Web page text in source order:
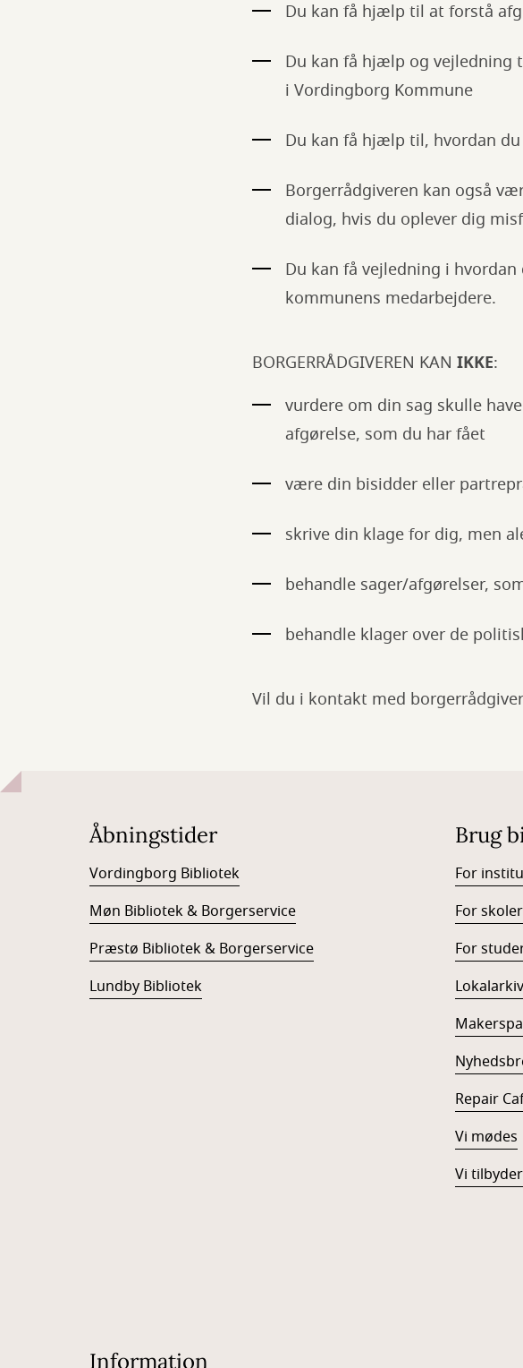
Du kan få hjælp til at forstå
Du kan få hjælp og vejledning
i Vordingborg Kommune
Du kan få hjælp til, hvordan
Borgerrådgiveren kan også
dialog, hvis du oplever dig
Du kan få vejledning i
kommunens medarbejdere.
BORGERRÅDGIVEREN KAN IKKE:
vurdere om din sag skulle
afgørelse, som du har fået
være din bisidder eller
skrive din klage for dig, men
behandle sager/afgørelser,
behandle klager over de
Vil du i kontakt med
Åbningstider
Vordingborg Bibliotek
Møn Bibliotek & Borgerservice
Præstø Bibliotek & Borgerservice
Lundby Bibliotek
Brug
For
For skoler
For
Repair
Vi mødes
Vi tilbyder
Information